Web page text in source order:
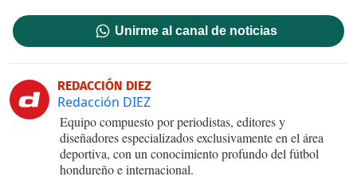
Unirme al canal de noticias
REDACCIÓN DIEZ
Redacción DIEZ
Equipo compuesto por periodistas, editores y
diseñadores especializados exclusivamente en el área
deportiva, con un conocimiento profundo del fútbol
hondureño e internacional.